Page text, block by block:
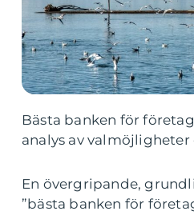
Bästa banken för
analys av
En övergripande,
”bästa banken för